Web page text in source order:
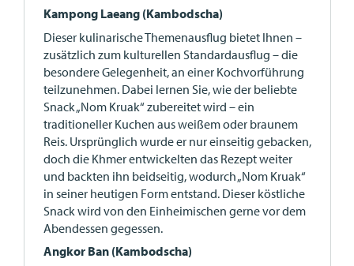
Kampong Laeang (Kambodscha)
Dieser kulinarische Themenausflug bietet Ihnen –
zusätzlich zum kulturellen Standardausflug – die
besondere Gelegenheit, an einer Kochvorführung
teilzunehmen. Dabei lernen Sie, wie der beliebte
Snack „Nom Kruak“ zubereitet wird – ein
traditioneller Kuchen aus weißem oder braunem
Reis. Ursprünglich wurde er nur einseitig gebacken,
doch die Khmer entwickelten das Rezept weiter
und backten ihn beidseitig, wodurch „Nom Kruak“
in seiner heutigen Form entstand. Dieser köstliche
Snack wird von den Einheimischen gerne vor dem
Abendessen gegessen.
Angkor Ban (Kambodscha)